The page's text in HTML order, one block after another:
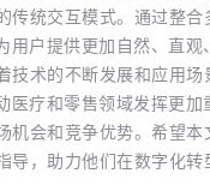
传统交互模式。通过整
用户提供更加自然、直观
技术的不断发展和应用
医疗和零售领域发挥更加
机会和竞争优势。希望
导，助力他们在数字化转